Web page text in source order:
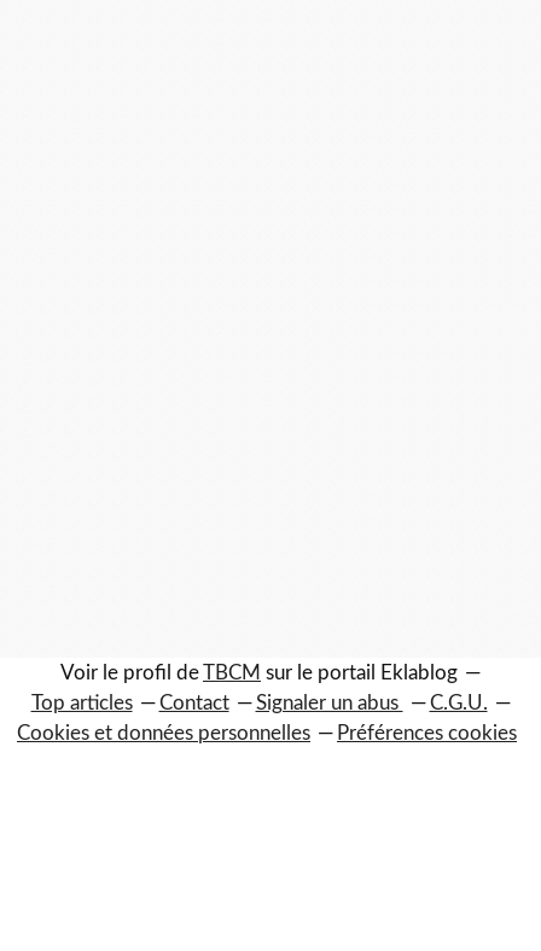
Voir le profil deTBCM sur le portail Eklablog
Top articles
Contact Signaler un abus
C.G.U.
Cookies et données personnelles
Préférences cookies